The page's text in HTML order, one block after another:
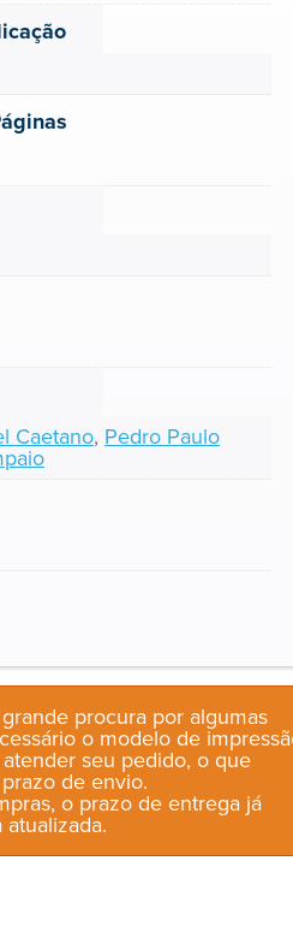
Caetano, Pedro Paulo
procura por algumas
o modelo de
seu pedido, o que
de envio.
o prazo de entrega já